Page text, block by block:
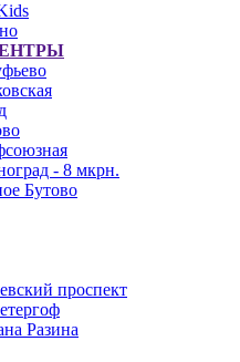
- 8 мкрн.
Бутово
проспект
Разина